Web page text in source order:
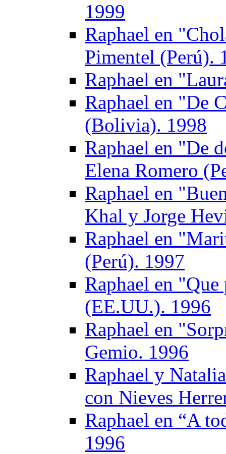
1999
Raphael en
Pimentel (Perú).
Raphael en
Raphael en "De
(Bolivia). 1998
Raphael en "De
Elena Romero
Raphael en
Khal y Jorge
Raphael en
(Perú). 1997
Raphael en
(EE.UU.). 1996
Raphael en
Gemio. 1996
Raphael y
con Nieves
Raphael en “A
1996